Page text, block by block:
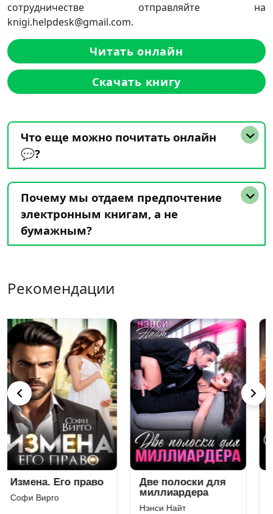
сотрудничестве отправляйте на
knigi.helpdesk@gmail.com.
Читать онлайн
Скачать книгу
Что еще можно почитать онлайн
💬?
Почему мы отдаем предпочтение
электронным книгам, а не
бумажным?
Рекомендации
Двадцать
Ульяна Соболева
Жена по
завещанию
Анна Гур